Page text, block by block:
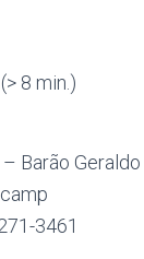
8 min.)
Barão Geraldo
3461